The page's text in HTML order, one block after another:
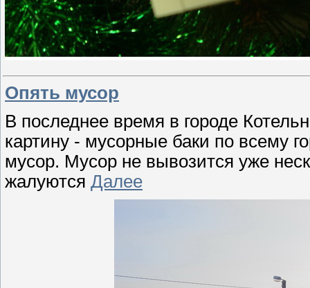
Опять мусор
В последнее время в городе
картину - мусорные баки по всему
мусор. Мусор не вывозится уже
жалуются Далее